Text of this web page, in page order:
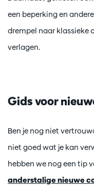
een beperking en
drempel naar klassieke
verlagen.
Gids voor
Ben je nog niet
niet goed wat je kan
hebben we nog een tip
anderstalige nieuwe